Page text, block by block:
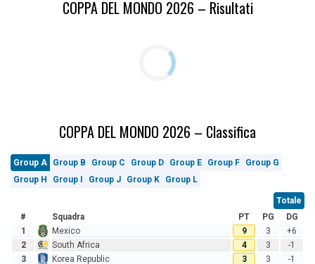
COPPA DEL MONDO 2026 – Risultati
COPPA DEL MONDO 2026 – Classifica
Group A Group B Group C Group D Group E Group F
Group G
Group H
Group I Group J Group K Group L
Totale
#
Squadra PT PG
DG
1
Mexico 9 3
+6
2
South Africa 4 3
-1
3
Korea Republic 3 3
-1